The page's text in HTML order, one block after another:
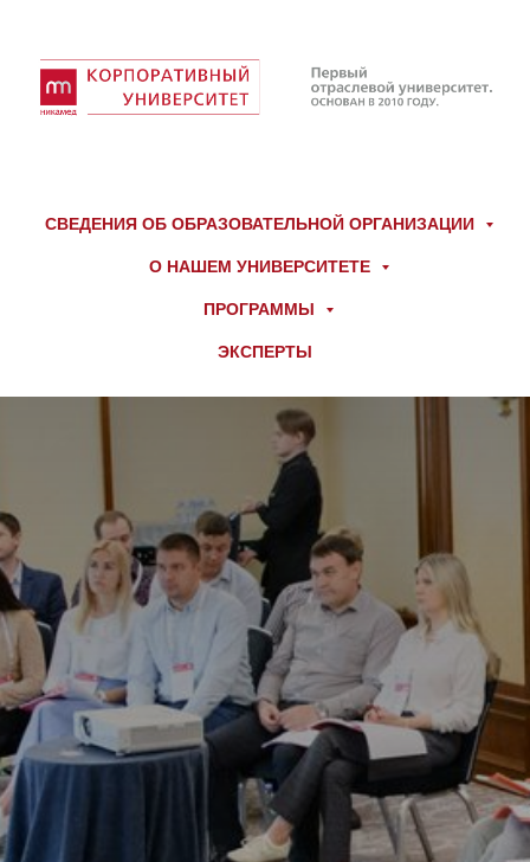
СВЕДЕНИЯ ОБ ОБРАЗОВАТЕЛЬНОЙ ОРГАНИЗАЦИИ
О НАШЕМ УНИВЕРСИТЕТЕ
ПРОГРАММЫ
ЭКСПЕРТЫ